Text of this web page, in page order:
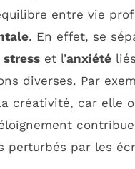
entre vie
. En effet, se
stress et l’anxiété
diverses. Par
créativité, car elle
perturbés par les